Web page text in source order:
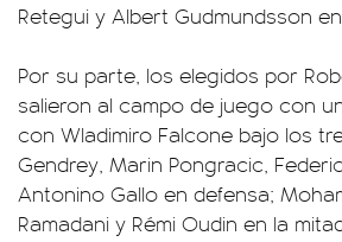
Retegui y Albert Gudmundsson
Por su parte, los elegidos por
salieron al campo de juego con
con Wladimiro Falcone bajo los
Gendrey, Marin Pongracic,
Antonino Gallo en defensa;
Ramadani y Rémi Oudin en la